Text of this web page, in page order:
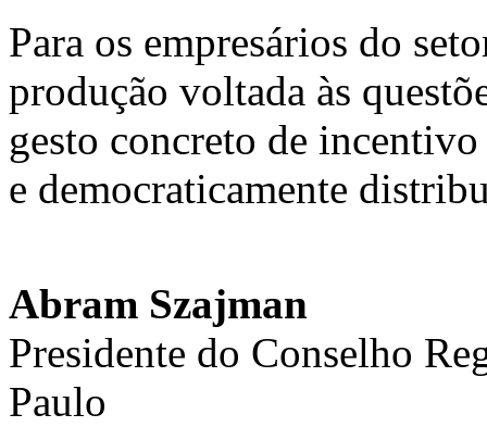
Para os empresários do
produção voltada às
gesto concreto de
e democraticamente
Abram Szajman
Presidente do Conselho
Paulo